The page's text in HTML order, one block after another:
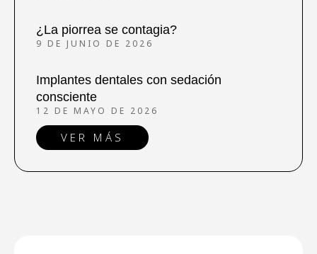
¿La piorrea se contagia?
9 DE JUNIO DE 2026
Implantes dentales con sedación
consciente
12 DE MAYO DE 2026
VER MÁS